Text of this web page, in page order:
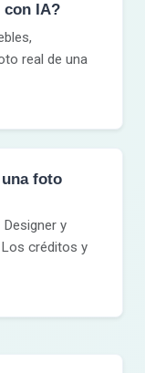
con IA?
real de una
foto
y
créditos y